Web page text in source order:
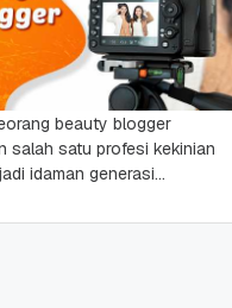
beauty blogger
salah satu profesi kekinian
idaman generasi
yang lumayan